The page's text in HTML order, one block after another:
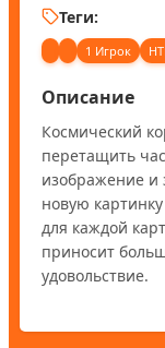
Теги:
1 Игрок
Описание
Космический
перетащить
изображение и
новую
для каждой
приносит
удовольствие.